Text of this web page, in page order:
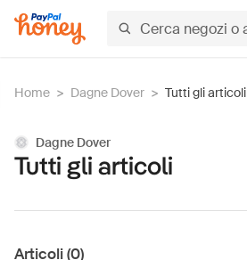
Home > Dagne Dover > Tutti gli articoli
Dagne Dover
Tutti gli articoli
Articoli (0)